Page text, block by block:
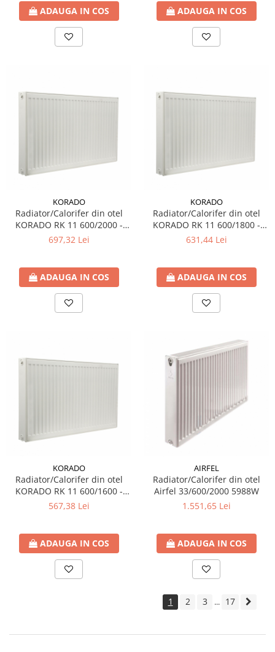
ADAUGA IN COS ADAUGA IN COS
KORADO
Radiator/Calorifer din otel
KORADO RK 11 600/2000 -
2545 W
697,32 Lei
ADAUGA IN COS
KORADO
Radiator/Calorifer din otel
KORADO RK 11 600/1800 -
2290 W
631,44 Lei
ADAUGA IN COS
KORADO
Radiator/Calorifer din otel
KORADO RK 11 600/1600 -
2036 W
567,38 Lei
ADAUGA IN COS
AIRFEL
Radiator/Calorifer din otel
Airfel 33/600/2000 5988W
1.551,65 Lei
ADAUGA IN COS
1 2 3 ... 17